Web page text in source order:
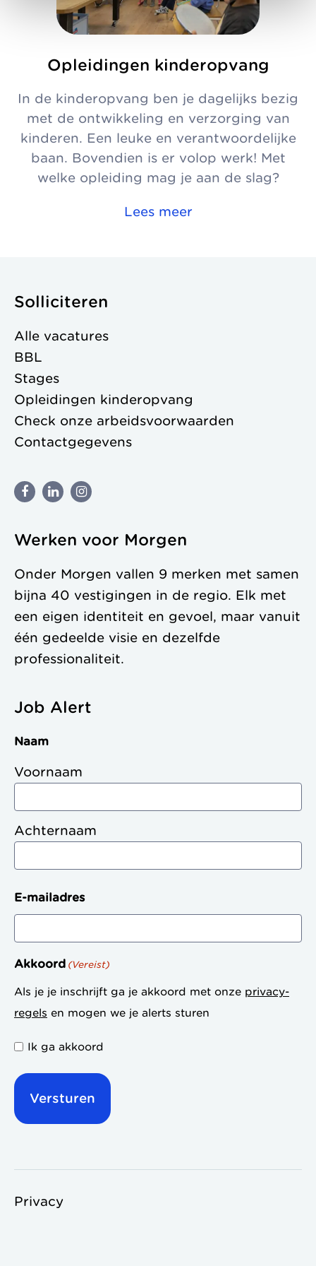
Opleidingen kinderopvang
In de kinderopvang ben je dagelijks bezig
met de ontwikkeling en verzorging van
kinderen. Een leuke en verantwoordelijke
baan. Bovendien is er volop werk! Met
welke opleiding mag je aan de slag?
Lees meer
Solliciteren
Alle vacatures
BBL
Stages
Opleidingen kinderopvang
Check onze arbeidsvoorwaarden
Contactgegevens
Werken voor Morgen
Onder Morgen vallen 9 merken met samen
bijna 40 vestigingen in de regio. Elk met
een eigen identiteit en gevoel, maar vanuit
één gedeelde visie en dezelfde
professionaliteit.
Job Alert
Naam
Voornaam
Achternaam
E-mailadres
Akkoord (Vereist)
Als je je inschrijft ga je akkoord met onze privacy-
regels en mogen we je alerts sturen
Ik ga akkoord
Privacy